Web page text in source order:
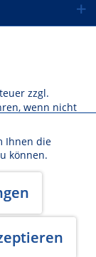
zzgl.
wenn nicht
Datenschutz
Ihnen die
können.